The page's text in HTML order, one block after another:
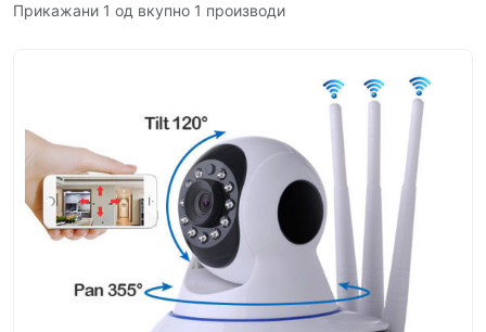
Прикажани 1 од вкупно 1 производи